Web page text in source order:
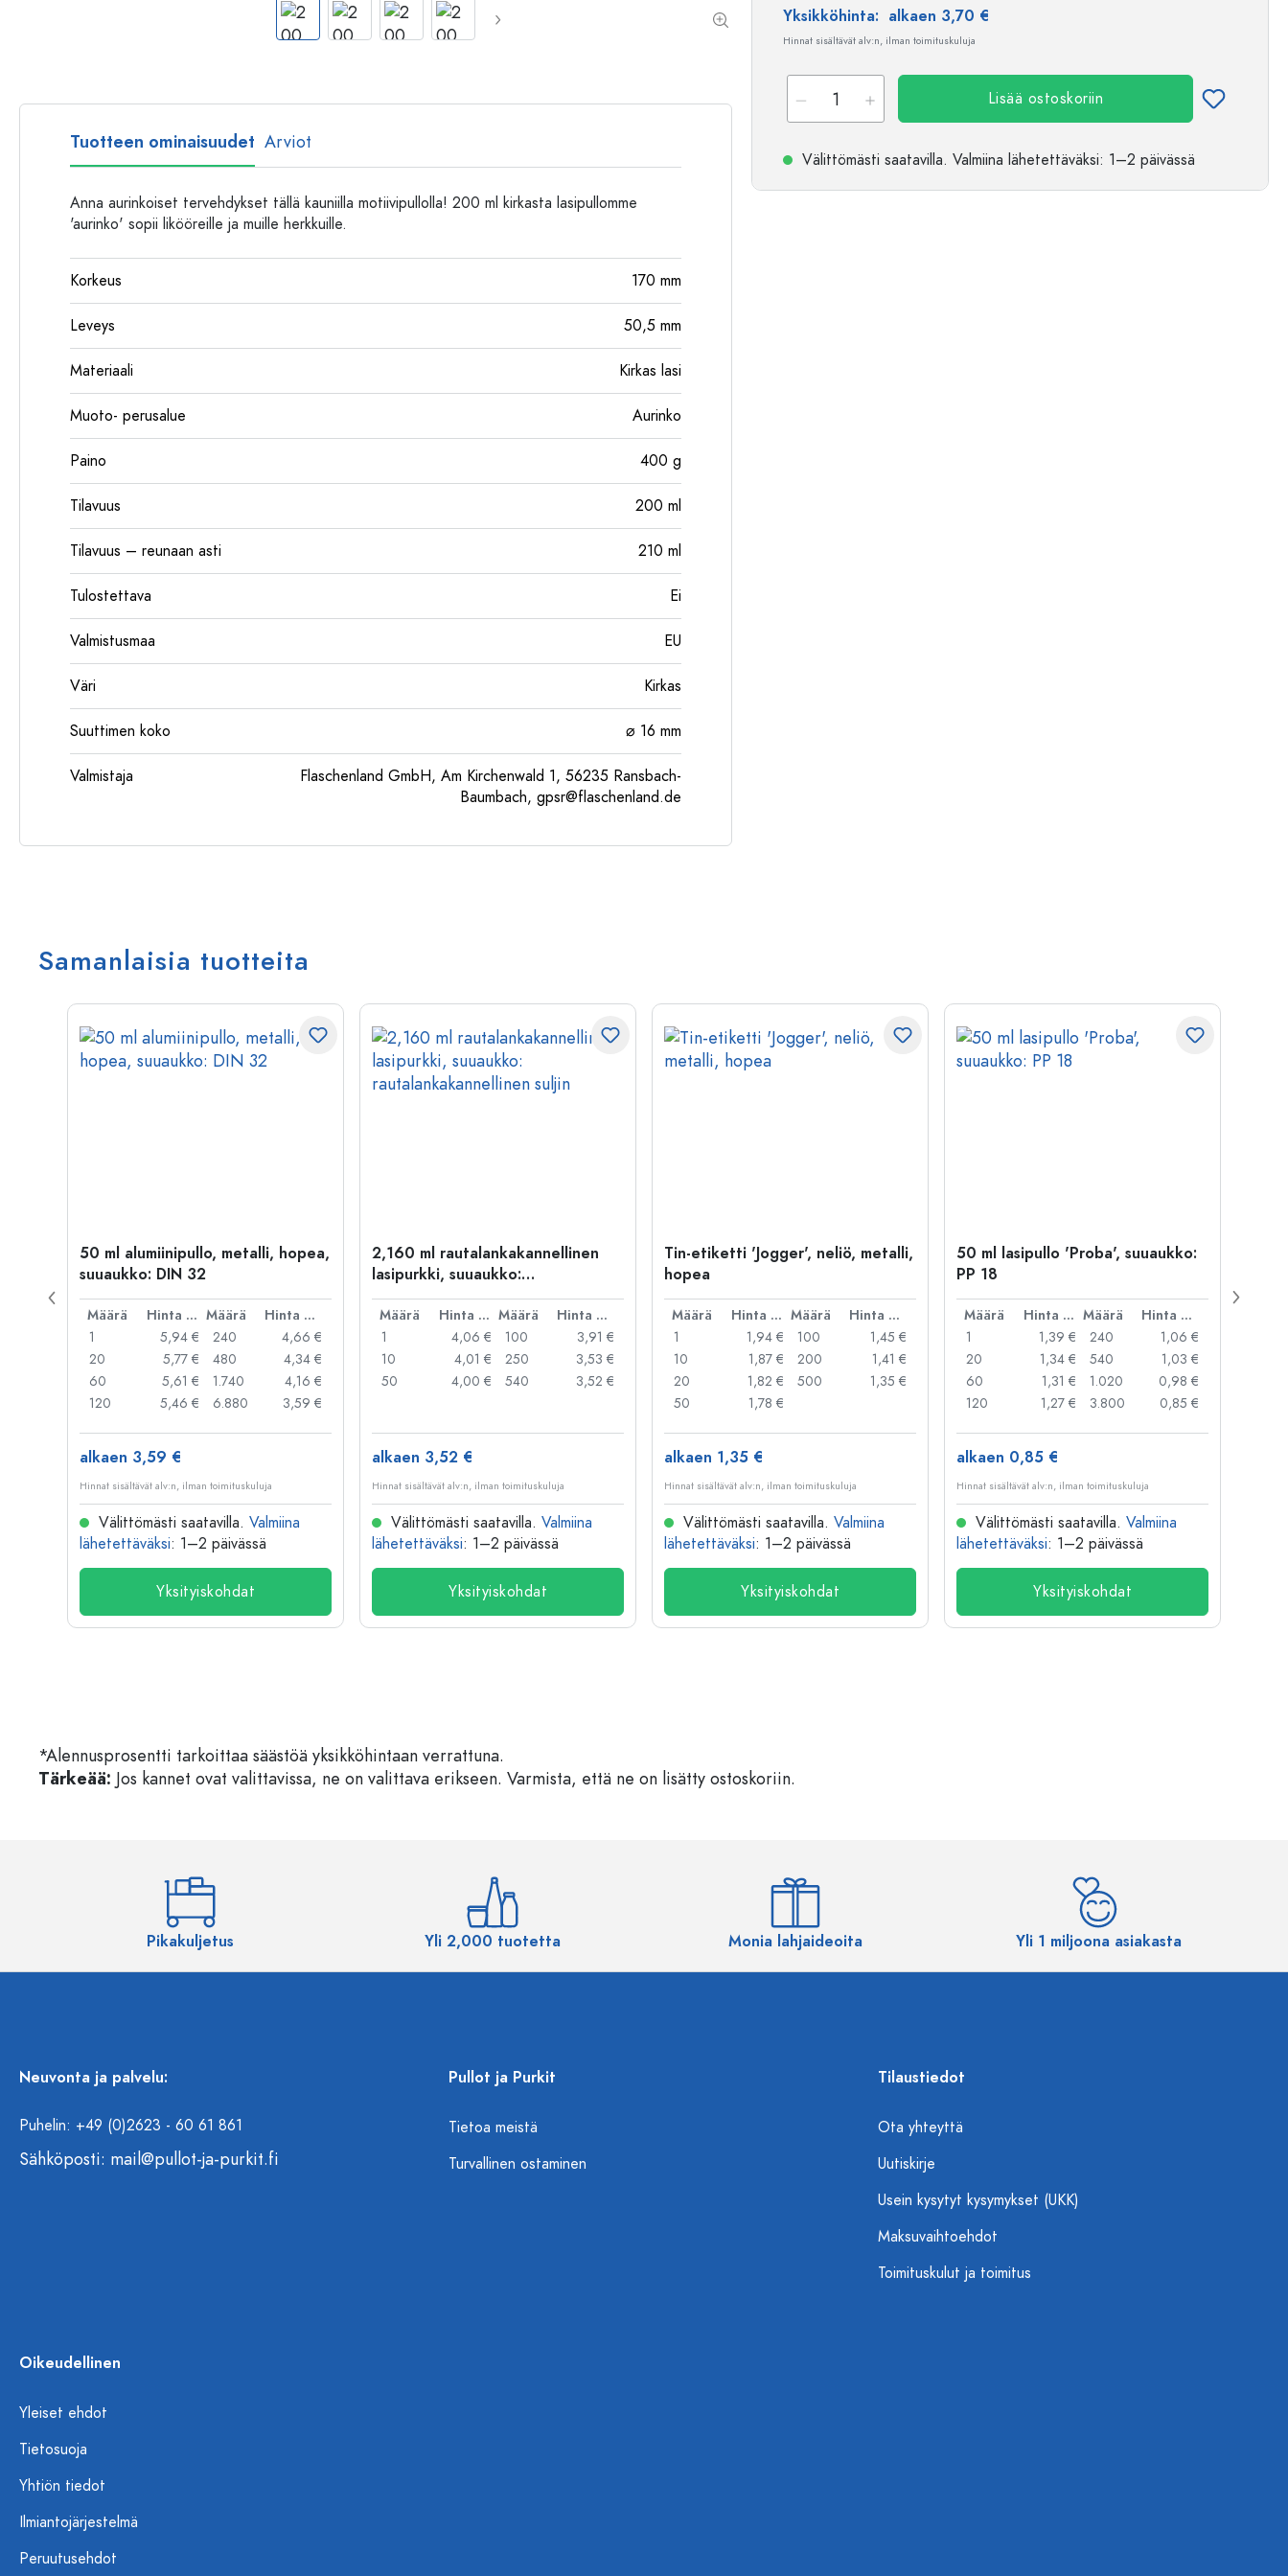
Muovipullot
Yksikköhinta: alkaen 3,70 €
Hinnat sisältävät alv:n, ilman toimituskuluja
Lisää ostoskoriin
Välittömästi saatavilla. Valmiina lähetettäväksi: 1–2 päivässä
Tuotteen ominaisuudet Arviot
Anna aurinkoiset tervehdykset tällä kauniilla motiivipullolla! 200 ml kirkasta lasipullomme
'aurinko' sopii likööreille ja muille herkkuille.
Korkeus 170 mm
Leveys 50,5 mm
Materiaali Kirkas lasi
Muoto- perusalue Aurinko
Paino 400 g
Tilavuus 200 ml
Tilavuus – reunaan asti 210 ml
Tulostettava Ei
Valmistusmaa EU
Väri Kirkas
Suuttimen koko ⌀ 16 mm
Valmistaja
Flaschenland GmbH, Am Kirchenwald 1, 56235 Ransbach-
Baumbach, gpsr@flaschenland.de
Samanlaisia tuotteita
50 ml alumiinipullo, metalli, hopea,
suuaukko: DIN 32
Määrä Hinta per kpl Määrä
Hinta per kpl
1
5,94 €
20
5,77 €
60
5,61 €
120
5,46 €
240
4,66 €
480
4,34 €
1.740
4,16 €
6.880
3,59 €
alkaen 3,59 €
Hinnat sisältävät alv:n, ilman toimituskuluja
Välittömästi saatavilla. Valmiina
lähetettäväksi: 1–2 päivässä
Yksityiskohdat
2,160 ml rautalankakannellinen
lasipurkki, suuaukko:
rautalankakannellinen suljin
Määrä Hinta per kpl Määrä
Hinta per kpl
1
4,06 €
10
4,01 €
50
4,00 €
100
3,91 €
250
3,53 €
540
3,52 €
alkaen 3,52 €
Hinnat sisältävät alv:n, ilman toimituskuluja
Välittömästi saatavilla. Valmiina
lähetettäväksi: 1–2 päivässä
Yksityiskohdat
Tin-etiketti 'Jogger', neliö, metalli,
hopea
Määrä Hinta per kpl Määrä
Hinta per kpl
1
1,94 €
10
1,87 €
20
1,82 €
50
1,78 €
100
1,45 €
200
1,41 €
500
1,35 €
alkaen 1,35 €
Hinnat sisältävät alv:n, ilman toimituskuluja
Välittömästi saatavilla. Valmiina
lähetettäväksi: 1–2 päivässä
Yksityiskohdat
50 ml lasipullo 'Proba', suuaukko:
PP 18
Määrä Hinta per kpl Määrä
Hinta per kpl
1
1,39 €
20
1,34 €
60
1,31 €
120
1,27 €
240
1,06 €
540
1,03 €
1.020
0,98 €
3.800
0,85 €
alkaen 0,85 €
Hinnat sisältävät alv:n, ilman toimituskuluja
Välittömästi saatavilla. Valmiina
lähetettäväksi: 1–2 päivässä
Yksityiskohdat
*Alennusprosentti tarkoittaa säästöä yksikköhintaan verrattuna.
Tärkeää: Jos kannet ovat valittavissa, ne on valittava erikseen. Varmista, että ne on lisätty ostoskoriin.
Pikakuljetus Yli 2,000 tuotetta Monia lahjaideoita Yli 1 miljoona asiakasta
Neuvonta ja palvelu:
Puhelin: +49 (0)2623 - 60 61 861
Sähköposti: mail@pullot-ja-purkit.fi
Pullot ja Purkit
Tietoa meistä
Turvallinen ostaminen
Tilaustiedot
Ota yhteyttä
Uutiskirje
Usein kysytyt kysymykset (UKK)
Maksuvaihtoehdot
Toimituskulut ja toimitus
Oikeudellinen
Yleiset ehdot
Tietosuoja
Yhtiön tiedot
Ilmiantojärjestelmä
Peruutusehdot